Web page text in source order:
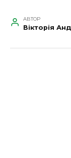
АВТОР
Вікторія